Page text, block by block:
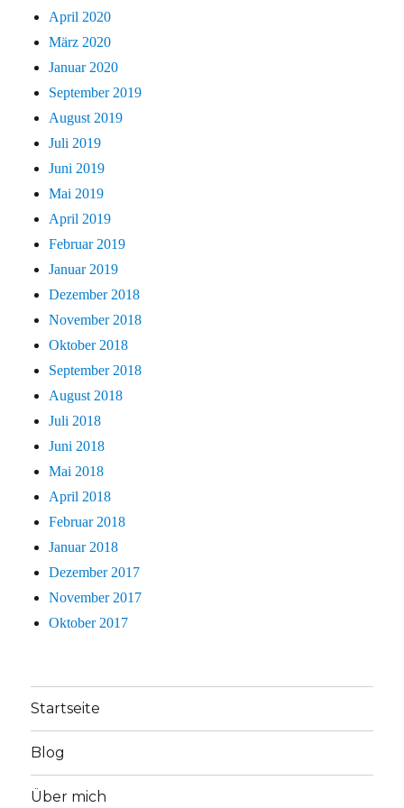
April 2020
März 2020
Januar 2020
September 2019
August 2019
Juli 2019
Juni 2019
Mai 2019
April 2019
Februar 2019
Januar 2019
Dezember 2018
November 2018
Oktober 2018
September 2018
August 2018
Juli 2018
Juni 2018
Mai 2018
April 2018
Februar 2018
Januar 2018
Dezember 2017
November 2017
Oktober 2017
Startseite
Blog
Über mich